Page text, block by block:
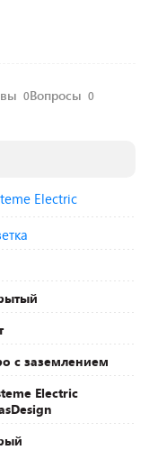
0Вопросы 0
Electric
с заземлением
Electric